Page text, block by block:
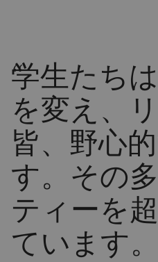
“
学生たち
を変え、
皆、野心
す。その
ティーを
ています